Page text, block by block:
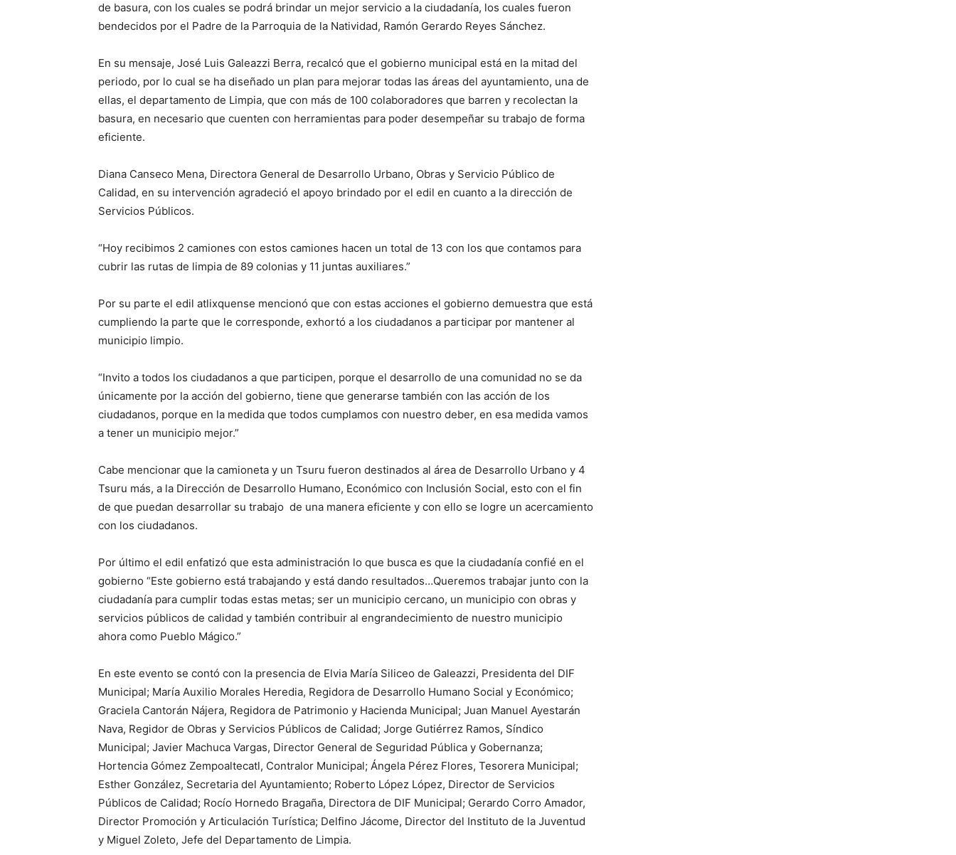
de basura, con los cuales se podrá brindar un mejor servicio a la ciudadanía, los cuales fueron
bendecidos por el Padre de la Parroquia de la Natividad, Ramón Gerardo Reyes Sánchez.
En su mensaje, José Luis Galeazzi Berra, recalcó que el gobierno municipal está en la mitad del
periodo, por lo cual se ha diseñado un plan para mejorar todas las áreas del ayuntamiento, una de
ellas, el departamento de Limpia, que con más de 100 colaboradores que barren y recolectan la
basura, en necesario que cuenten con herramientas para poder desempeñar su trabajo de forma
eficiente.
Diana Canseco Mena, Directora General de Desarrollo Urbano, Obras y Servicio Público de
Calidad, en su intervención agradeció el apoyo brindado por el edil en cuanto a la dirección de
Servicios Públicos.
“Hoy recibimos 2 camiones con estos camiones hacen un total de 13 con los que contamos para
cubrir las rutas de limpia de 89 colonias y 11 juntas auxiliares.”
Por su parte el edil atlixquense mencionó que con estas acciones el gobierno demuestra que está
cumpliendo la parte que le corresponde, exhortó a los ciudadanos a participar por mantener al
municipio limpio.
“Invito a todos los ciudadanos a que participen, porque el desarrollo de una comunidad no se da
únicamente por la acción del gobierno, tiene que generarse también con las acción de los
ciudadanos, porque en la medida que todos cumplamos con nuestro deber, en esa medida vamos
a tener un municipio mejor.”
Cabe mencionar que la camioneta y un Tsuru fueron destinados al área de Desarrollo Urbano y 4
Tsuru más, a la Dirección de Desarrollo Humano, Económico con Inclusión Social, esto con el fin
de que puedan desarrollar su trabajo de una manera eficiente y con ello se logre un acercamiento
con los ciudadanos.
Por último el edil enfatizó que esta administración lo que busca es que la ciudadanía confié en el
gobierno “Este gobierno está trabajando y está dando resultados…Queremos trabajar junto con la
ciudadanía para cumplir todas estas metas; ser un municipio cercano, un municipio con obras y
servicios públicos de calidad y también contribuir al engrandecimiento de nuestro municipio
ahora como Pueblo Mágico.”
En este evento se contó con la presencia de Elvia María Siliceo de Galeazzi, Presidenta del DIF
Municipal; María Auxilio Morales Heredia, Regidora de Desarrollo Humano Social y Económico;
Graciela Cantorán Nájera, Regidora de Patrimonio y Hacienda Municipal; Juan Manuel Ayestarán
Nava, Regidor de Obras y Servicios Públicos de Calidad; Jorge Gutiérrez Ramos, Síndico
Municipal; Javier Machuca Vargas, Director General de Seguridad Pública y Gobernanza;
Hortencia Gómez Zempoaltecatl, Contralor Municipal; Ángela Pérez Flores, Tesorera Municipal;
Esther González, Secretaria del Ayuntamiento; Roberto López López, Director de Servicios
Públicos de Calidad; Rocío Hornedo Bragaña, Directora de DIF Municipal; Gerardo Corro Amador,
Director Promoción y Articulación Turística; Delfino Jácome, Director del Instituto de la Juventud
y Miguel Zoleto, Jefe del Departamento de Limpia.